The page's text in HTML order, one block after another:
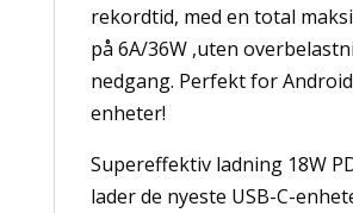
rekordtid, med en total
på 6A/36W ,uten
nedgang. Perfekt for
enheter!
Supereffektiv ladning 18W
lader de nyeste USB-C-